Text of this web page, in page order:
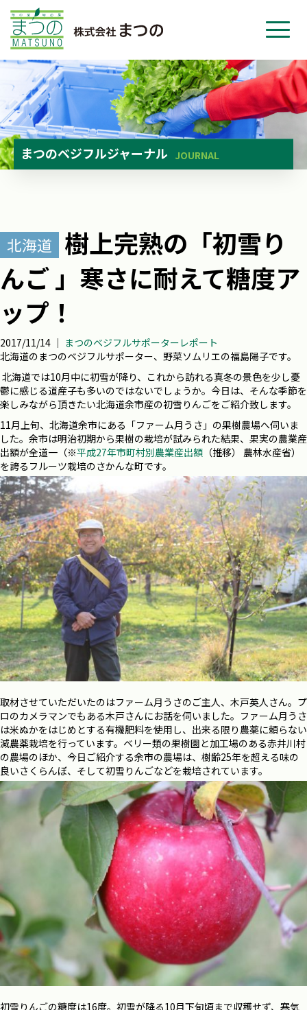
まつのベジフルジャーナル JOURNAL
北海道
樹上完熟の「初雪り
んご 」寒さに耐えて糖度ア
ップ！
2017/11/14 ｜ まつのベジフルサポーターレポート
北海道のまつのベジフルサポーター、野菜ソムリエの福島陽子です。
北海道では10月中に初雪が降り、これから訪れる真冬の景色を少し憂
鬱に感じる道産子も多いのではないでしょうか。今日は、そんな季節を
楽しみながら頂きたい北海道余市産の初雪りんごをご紹介致します。
11月上旬、北海道余市にある「ファーム月うさ」の果樹農場へ伺いま
した。余市は明治初期から果樹の栽培が試みられた結果、果実の農業産
出額が全道一（※平成27年市町村別農業産出額 （推移） 農林水産省）
を誇るフルーツ栽培のさかんな町です。
取材させていただいたのはファーム月うさのご主人、木戸英人さん。プ
ロのカメラマンでもある木戸さんにお話を伺いました。ファーム月うさ
は米ぬかをはじめとする有機肥料を使用し、出来る限り農薬に頼らない
減農薬栽培を行っています。ベリー類の果樹園と加工場のある赤井川村
の農場のほか、今日ご紹介する余市の農場は、樹齢25年を超える味の
良いさくらんぼ、そして初雪りんごなどを栽培されています。
初雪りんごの糖度は16度。初雪が降る10月下旬頃まで収穫せず、寒気
ホーム
事業紹介
会社紹介
ニュース
お問い合わせ